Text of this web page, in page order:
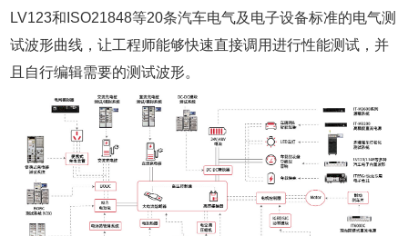
LV123和ISO21848等20条汽车电气及电子设备标准的电气测
试波形曲线，让工程师能够快速直接调用进行性能测试，并
且自行编辑需要的测试波形。